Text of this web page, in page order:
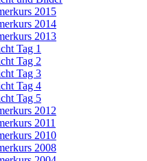
2015
2014
2013
Tag 1
Tag 2
Tag 3
Tag 4
Tag 5
2012
2011
2010
2008